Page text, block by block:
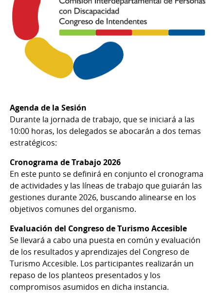
Agenda de la Sesión
Durante la jornada de trabajo, que se iniciará a las
10:00 horas, los delegados se abocarán a dos temas
estratégicos:
Cronograma de Trabajo 2026
En este punto se definirá en conjunto el cronograma
de actividades y las líneas de trabajo que guiarán las
gestiones durante 2026, buscando alinearse en los
objetivos comunes del organismo.
Evaluación del Congreso de Turismo Accesible
Se llevará a cabo una puesta en común y evaluación
de los resultados y aprendizajes del Congreso de
Turismo Accesible. Los participantes realizarán un
repaso de los planteos presentados y los
compromisos asumidos en dicha instancia.